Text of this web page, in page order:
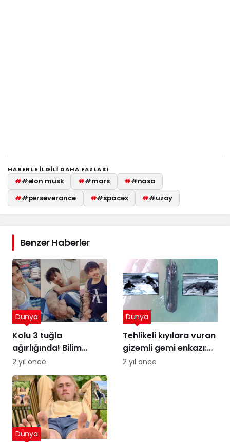
HABERLE ILGILI DAHA FAZLASI
##elon musk ##mars ##nasa
##perseverance ##spacex ##uzay
Benzer Haberler
Kolu 3 tuğla
ağırlığında! Bilim
insanları şaşkın
Dünya
2 yıl önce
Tehlikeli kıyılara vuran
gizemli gemi enkazı:
Kumdaki Hayalet
Dünya
2 yıl önce
Dünya